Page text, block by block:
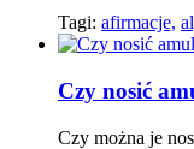
Tagi: afirmacje,
Czy nosić
Czy można je